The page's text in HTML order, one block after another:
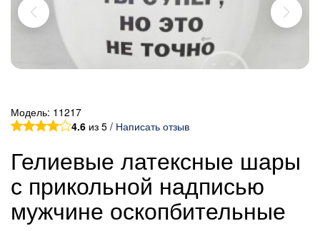
Модель: 11217
4.6 из 5 / Написать отзыв
Гелиевые латексные шары
с прикольной надписью
мужчине оскопбительные